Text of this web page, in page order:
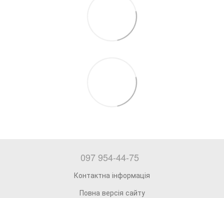
097 954-44-75
Контактна інформація
Повна версія сайту